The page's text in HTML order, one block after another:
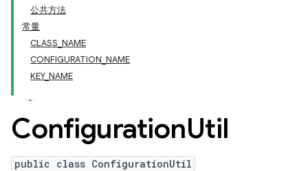
公共方法
常量
CLASS_NAME
CONFIGURATION_NAME
KEY_NAME
ConfigurationUtil
public class ConfigurationUtil